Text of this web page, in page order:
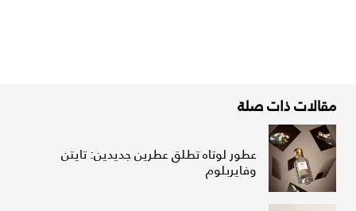
مقالات ذات صلة
عطور لوتاه تطلق عطرين جديدين: تايتن
وفايربلوم